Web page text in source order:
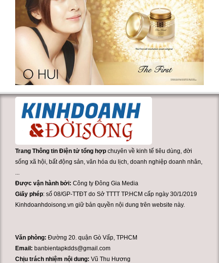
Trang Thông tin Điện tử tổng hợp chuyên về kinh tế tiêu dùng, đời
sống xã hội, bất động sản, văn hóa du lịch, doanh nghiệp doanh nhân,
...
Được vận hành bởi:Công ty Đông Gia Media
Giấy phép: số 08/GP-TTĐT do Sở TTTT TP.HCM cấp ngày 30/1/2019
Kinhdoanhdoisong.vn giữ bản quyền nội dung trên website này.
Văn phòng:Đường 20. quận Gò Vấp, TPHCM
Email: banbientapkdds@gmail.com
Chịu trách nhiệm nội dung: Vũ Thu Hương